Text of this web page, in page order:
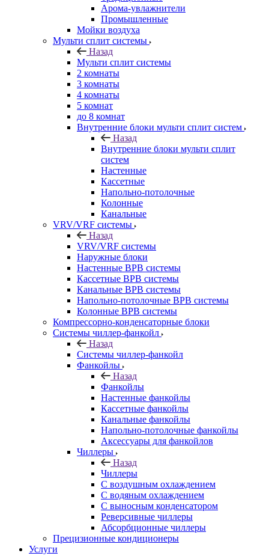
Арома-увлажнители
Промышленные
Мойки воздуха
Мульти сплит системы
Назад
Мульти сплит системы
2 комнаты
3 комнаты
4 комнаты
5 комнат
до 8 комнат
Внутренние блоки мульти сплит систем
Назад
Внутренние блоки мульти сплит
систем
Настенные
Кассетные
Напольно-потолочные
Колонные
Канальные
VRV/VRF системы
Назад
VRV/VRF системы
Наружные блоки
Настенные ВРВ системы
Кассетные ВРВ системы
Канальные ВРВ системы
Напольно-потолочные ВРВ системы
Колонные ВРВ системы
Компрессорно-конденсаторные блоки
Системы чиллер-фанкойл
Назад
Системы чиллер-фанкойл
Фанкойлы
Назад
Фанкойлы
Настенные фанкойлы
Кассетные фанкойлы
Канальные фанкойлы
Напольно-потолочные фанкойлы
Аксессуары для фанкойлов
Чиллеры
Назад
Чиллеры
С воздушным охлаждением
С водяным охлаждением
С выносным конденсатором
Реверсивные чиллеры
Абсорбционные чиллеры
Прецизионные кондиционеры
Услуги